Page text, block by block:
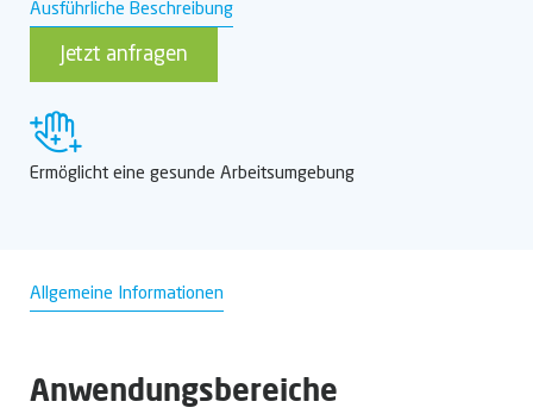
Ausführliche Beschreibung
Jetzt anfragen
Ermöglicht eine gesunde Arbeitsumgebung
Allgemeine Informationen
Anwendungsbereiche